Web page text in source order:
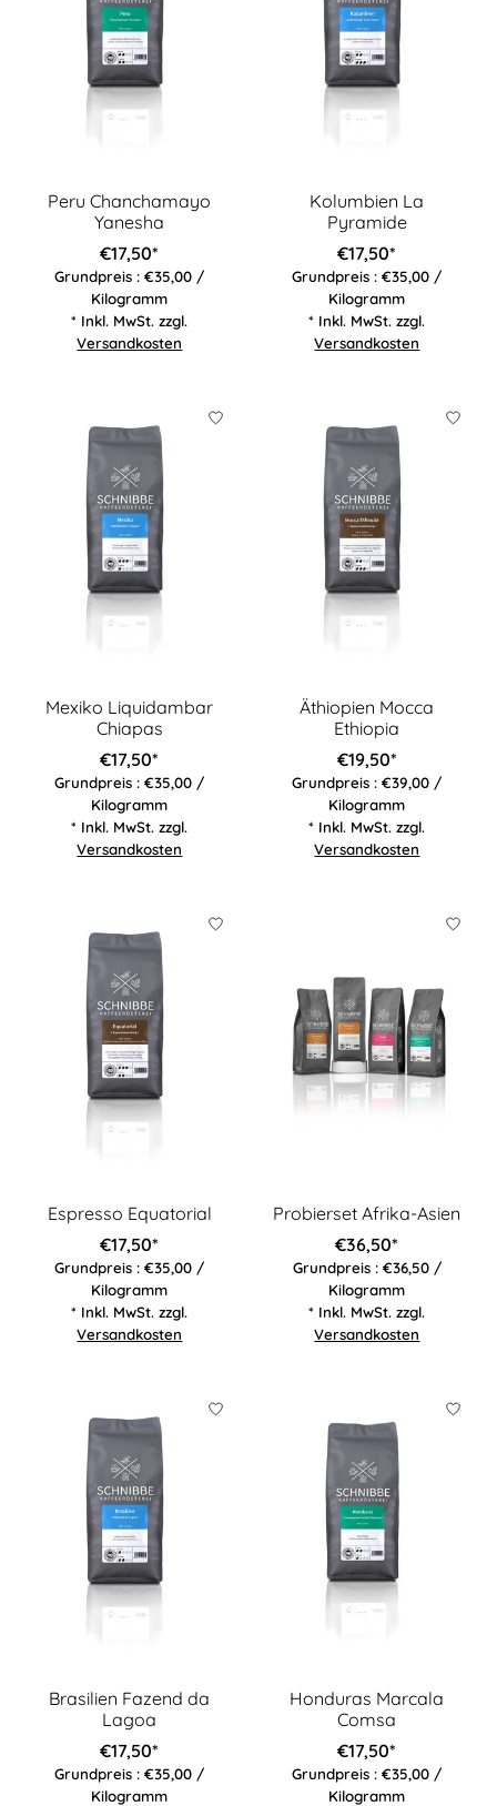
Peru Chanchamayo
Yanesha
€17,50*
Grundpreis : €35,00 /
Kilogramm
* Inkl. MwSt. zzgl.
Versandkosten
Kolumbien La
Pyramide
€17,50*
Grundpreis : €35,00 /
Kilogramm
* Inkl. MwSt. zzgl.
Versandkosten
Mexiko Liquidambar
Chiapas
€17,50*
Grundpreis : €35,00 /
Kilogramm
* Inkl. MwSt. zzgl.
Versandkosten
Äthiopien Mocca
Ethiopia
€19,50*
Grundpreis : €39,00 /
Kilogramm
* Inkl. MwSt. zzgl.
Versandkosten
Espresso Equatorial
€17,50*
Grundpreis : €35,00 /
Kilogramm
* Inkl. MwSt. zzgl.
Versandkosten
Probierset Afrika-Asien
€36,50*
Grundpreis : €36,50 /
Kilogramm
* Inkl. MwSt. zzgl.
Versandkosten
Brasilien Fazend da
Lagoa
€17,50*
Grundpreis : €35,00 /
Kilogramm
Honduras Marcala
Comsa
€17,50*
Grundpreis : €35,00 /
Kilogramm